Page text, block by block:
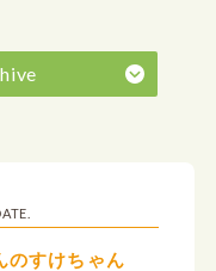
のすけちゃん